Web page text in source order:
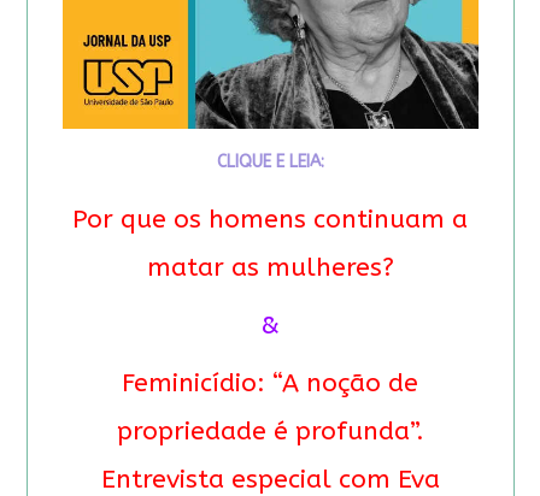
CLIQUE E LEIA:
Por que os homens continuam a
matar as mulheres?
&
Feminicídio: “A noção de
propriedade é profunda”.
Entrevista especial com Eva